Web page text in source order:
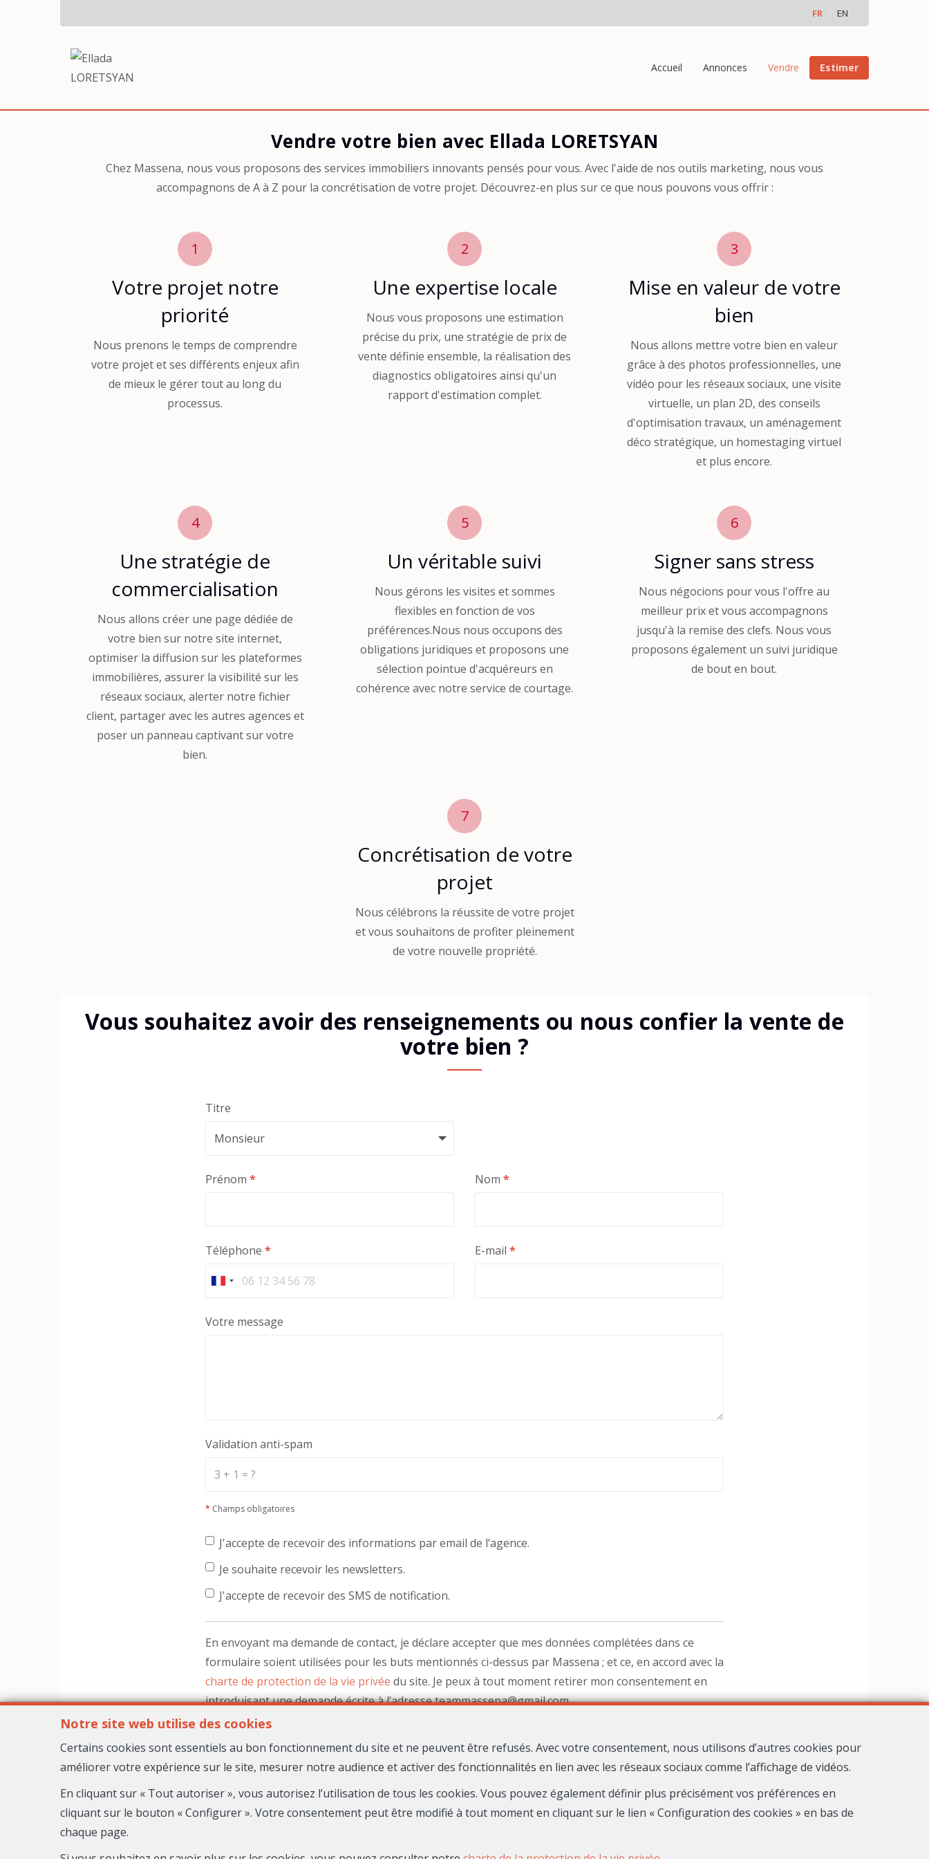
FR EN
Accueil Annonces Vendre Estimer
Vendre
Vendre votre bien avec Ellada LORETSYAN
Chez Massena, nous vous proposons des services immobiliers innovants pensés pour vous. Avec l'aide de nos outils marketing, nous vous
accompagnons de A à Z pour la concrétisation de votre projet. Découvrez-en plus sur ce que nous pouvons vous offrir :
1
Votre projet notre
priorité
Nous prenons le temps de comprendre
votre projet et ses différents enjeux afin
de mieux le gérer tout au long du
processus.
2
Une expertise locale
Nous vous proposons une estimation
précise du prix, une stratégie de prix de
vente définie ensemble, la réalisation des
diagnostics obligatoires ainsi qu'un
rapport d'estimation complet.
3
Mise en valeur de votre
bien
Nous allons mettre votre bien en valeur
grâce à des photos professionnelles, une
vidéo pour les réseaux sociaux, une visite
virtuelle, un plan 2D, des conseils
d'optimisation travaux, un aménagement
déco stratégique, un homestaging virtuel
et plus encore.
4
Une stratégie de
commercialisation
Nous allons créer une page dédiée de
votre bien sur notre site internet,
optimiser la diffusion sur les plateformes
immobilières, assurer la visibilité sur les
réseaux sociaux, alerter notre fichier
client, partager avec les autres agences et
poser un panneau captivant sur votre
bien.
5
Un véritable suivi
Nous gérons les visites et sommes
flexibles en fonction de vos
préférences.Nous nous occupons des
obligations juridiques et proposons une
sélection pointue d'acquéreurs en
cohérence avec notre service de courtage.
6
Signer sans stress
Nous négocions pour vous l'offre au
meilleur prix et vous accompagnons
jusqu'à la remise des clefs. Nous vous
proposons également un suivi juridique
de bout en bout.
7
Concrétisation de votre
projet
Nous célébrons la réussite de votre projet
et vous souhaitons de profiter pleinement
de votre nouvelle propriété.
Vous souhaitez avoir des renseignements ou nous confier la vente de
votre bien ?
Titre
Prénom * Nom *
Téléphone * E-mail *
Votre message
Validation anti-spam
* Champs obligatoires
J'accepte de recevoir des informations par email de l’agence.
Je souhaite recevoir les newsletters.
J'accepte de recevoir des SMS de notification.
En envoyant ma demande de contact, je déclare accepter que mes données complétées dans ce
formulaire soient utilisées pour les buts mentionnés ci-dessus par Massena ; et ce, en accord avec la
charte de protection de la vie privée du site. Je peux à tout moment retirer mon consentement en
introduisant une demande écrite à l’adresse teammassena@gmail.com.
Envoyer
Notre site web utilise des cookies
Certains cookies sont essentiels au bon fonctionnement du site et ne peuvent être refusés. Avec votre consentement, nous utilisons d’autres cookies pour
améliorer votre expérience sur le site, mesurer notre audience et activer des fonctionnalités en lien avec les réseaux sociaux comme l’affichage de vidéos.
En cliquant sur « Tout autoriser », vous autorisez l’utilisation de tous les cookies. Vous pouvez également définir plus précisément vos préférences en
cliquant sur le bouton « Configurer ». Votre consentement peut être modifié à tout moment en cliquant sur le lien « Configuration des cookies » en bas de
chaque page.
Maison Massena 9 Avenue Gustave V
06000 Nice